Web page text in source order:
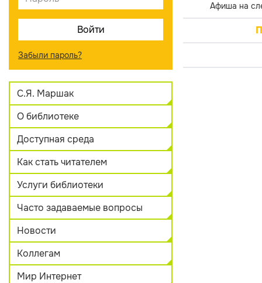
Забыли пароль?
С.Я. Маршак
О библиотеке
Доступная среда
Как стать читателем
Услуги библиотеки
Часто задаваемые вопросы
Новости
Коллегам
Мир Интернет
Афиша на